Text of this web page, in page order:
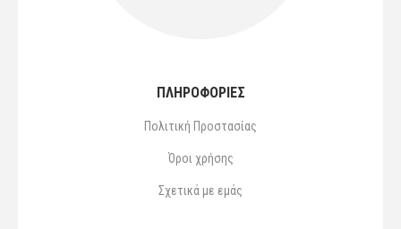
ΠΛΗΡΟΦΟΡΙΕΣ
Πολιτική Προστασίας
Όροι χρήσης
Σχετικά με εμάς